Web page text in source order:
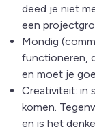
deed je niet
een
Mondig
functioneren,
en moet je
Creativiteit: in
komen.
en is het